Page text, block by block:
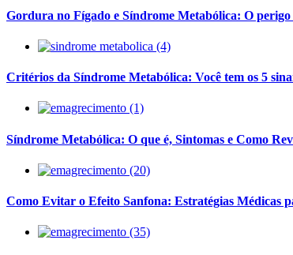
Gordura no Fígado e Síndrome Metabólica: O perigo
Critérios da Síndrome Metabólica: Você tem os 5
Síndrome Metabólica: O que é, Sintomas e Como
Como Evitar o Efeito Sanfona: Estratégias Médicas